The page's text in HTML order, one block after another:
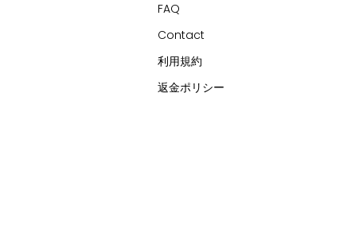
FAQ
Contact
利用規約
返金ポリシー